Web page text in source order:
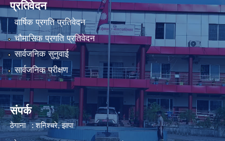
प्रतिवेदन
वार्षिक प्रगति प्रतिवेदन
चौमासिक प्रगति प्रतिवेदन
सार्वजनिक सुनुवाई
सार्वजनिक परीक्षण
संपर्क
ठेगाना : शनिश्चरे, झापा